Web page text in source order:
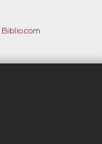
Biblio.com